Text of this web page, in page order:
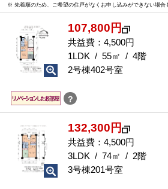
な
屋
を
選
す
※ 先着順のため、ご希望の住戸がなくお申し込みができない場合
107,800円
共益費：4,500円
1LDK / 55㎡ / 4階
2号棟402号室
？
132,300円
共益費：4,500円
3LDK / 74㎡ / 2階
3号棟201号室